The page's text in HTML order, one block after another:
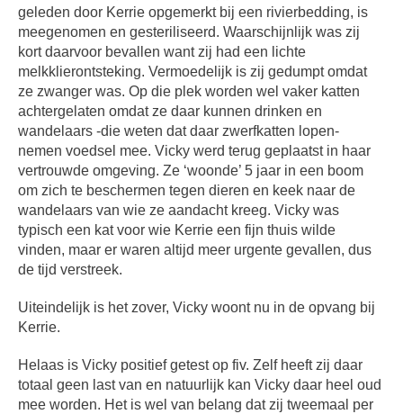
geleden door Kerrie opgemerkt bij een rivierbedding, is
meegenomen en gesteriliseerd. Waarschijnlijk was zij
kort daarvoor bevallen want zij had een lichte
melkklierontsteking. Vermoedelijk is zij gedumpt omdat
ze zwanger was. Op die plek worden wel vaker katten
achtergelaten omdat ze daar kunnen drinken en
wandelaars -die weten dat daar zwerfkatten lopen-
nemen voedsel mee. Vicky werd terug geplaatst in haar
vertrouwde omgeving. Ze ‘woonde’ 5 jaar in een boom
om zich te beschermen tegen dieren en keek naar de
wandelaars van wie ze aandacht kreeg. Vicky was
typisch een kat voor wie Kerrie een fijn thuis wilde
vinden, maar er waren altijd meer urgente gevallen, dus
de tijd verstreek.
Uiteindelijk is het zover, Vicky woont nu in de opvang bij
Kerrie.
Helaas is Vicky positief getest op fiv. Zelf heeft zij daar
totaal geen last van en natuurlijk kan Vicky daar heel oud
mee worden. Het is wel van belang dat zij tweemaal per